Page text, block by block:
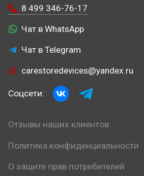
8 499 346-76-17
Чат в WhatsApp
Чат в Telegram
carestoredevices@yandex.ru
Соцсети:
Отзывы наших клиентов
Политика конфиденциальности
О защите прав потребителей